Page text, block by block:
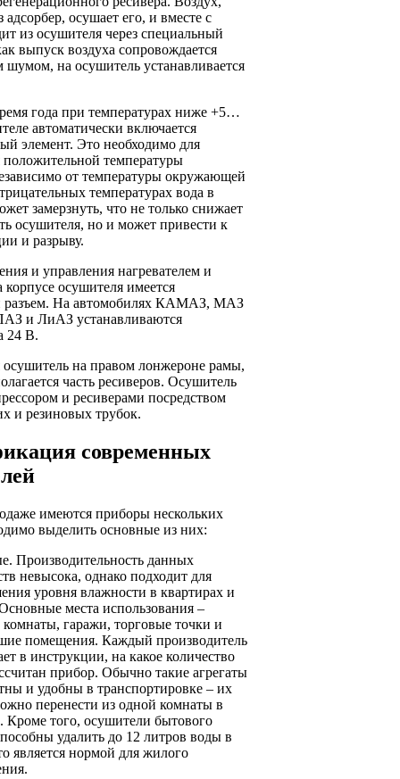
адсорбер, осушает его, и вместе с
из осушителя через специальный
выпуск воздуха сопровождается
на осушитель устанавливается
года при температурах ниже +5…
автоматически включается
элемент. Это необходимо для
температуры
от температуры окружающей
температурах вода в
замерзнуть, что не только снижает
осушителя, но и может привести к
и разрыву.
и управления нагревателем и
осушителя имеется
разъем. На автомобилях КАМАЗ, МАЗ
и ЛиАЗ устанавливаются
24 В.
на правом лонжероне рамы,
часть ресиверов. Осушитель
и ресиверами посредством
и резиновых трубок.
современных
имеются приборы нескольких
выделить основные из них:
Производительность данных
невысока, однако подходит для
уровня влажности в квартирах и
места использования –
гаражи, торговые точки и
помещения. Каждый производитель
в инструкции, на какое количество
прибор. Обычно такие агрегаты
и удобны в транспортировке – их
перенести из одной комнаты в
Кроме того, осушители бытового
удалить до 12 литров воды в
является нормой для жилого